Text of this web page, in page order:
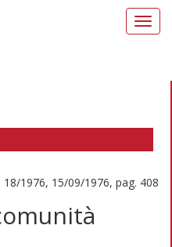
1976, 15/09/1976, pag. 408